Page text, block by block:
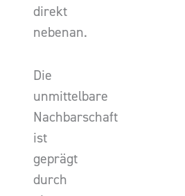
direkt
nebenan.
Die
unmittelbare
Nachbarschaft
ist
geprägt
durch